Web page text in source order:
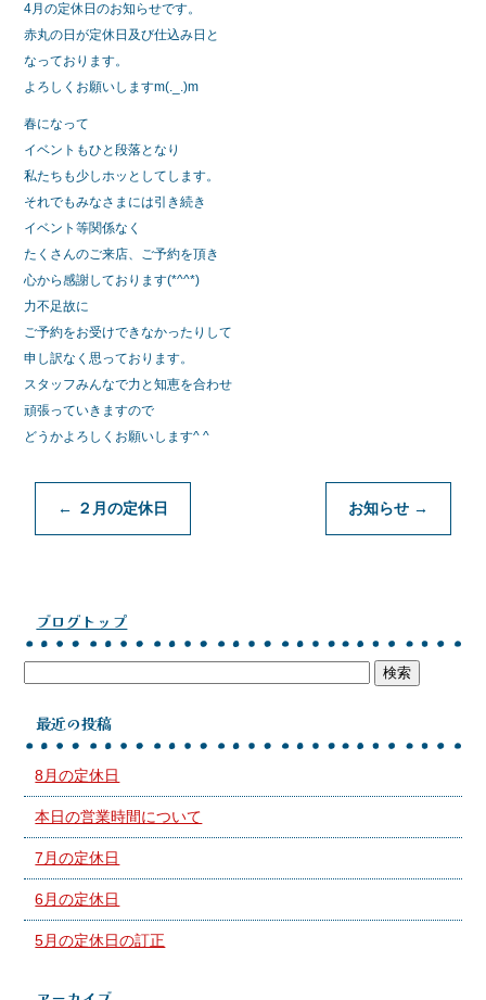
4月の定休日のお知らせです。
赤丸の日が定休日及び仕込み日と
なっております。
よろしくお願いしますm(._.)m
春になって
イベントもひと段落となり
私たちも少しホッとしてします。
それでもみなさまには引き続き
イベント等関係なく
たくさんのご来店、ご予約を頂き
心から感謝しております(*^^*)
力不足故に
ご予約をお受けできなかったりして
申し訳なく思っております。
スタッフみんなで力と知恵を合わせ
頑張っていきますので
どうかよろしくお願いします^ ^
← ２月の定休日 お知らせ →
ブログトップ
最近の投稿
8月の定休日
本日の営業時間について
7月の定休日
6月の定休日
5月の定休日の訂正